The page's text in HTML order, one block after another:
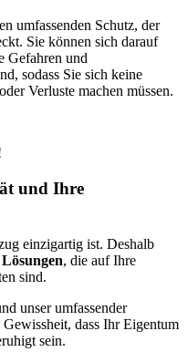
umfassenden Schutz, der
Sie können sich darauf
Gefahren und
sodass Sie sich keine
Verluste machen müssen.
und Ihre
einzigartig ist. Deshalb
Lösungen, die auf Ihre
sind.
unser umfassender
dass Ihr Eigentum
sein.